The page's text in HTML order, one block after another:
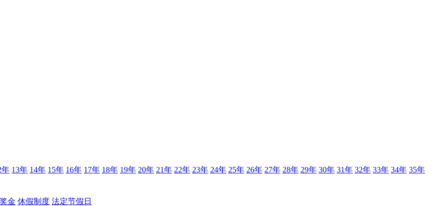
年 13年 14年 15年 16年 17年 18年 19年 20年 21年 22年 23年 24年 25年 26年 27年 28年 29年 30年 31年 32年 33年 34年 35年
金 休假制度 法定节假日